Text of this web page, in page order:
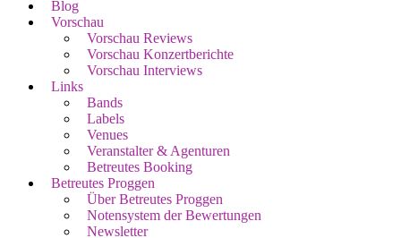
Blog
Vorschau
Vorschau Reviews
Vorschau Konzertberichte
Vorschau Interviews
Links
Bands
Labels
Venues
Veranstalter & Agenturen
Betreutes Booking
Betreutes Proggen
Über Betreutes Proggen
Notensystem der Bewertungen
Newsletter